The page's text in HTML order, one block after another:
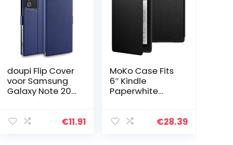
doupi Flip Cover
voor Samsung
Galaxy Note 20
Flip Case Book
€11.91
MoKo Case Fits
6″ Kindle
Paperwhite
Releases),
€28.39